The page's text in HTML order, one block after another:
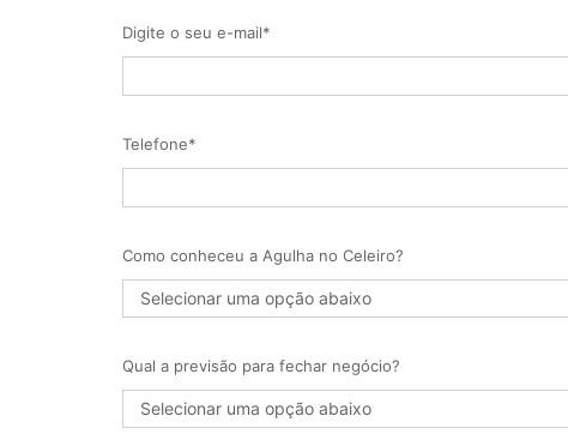
Digite o seu e-mail*
Telefone*
Como conheceu a Agulha no Celeiro?
Qual a previsão para fechar negócio?